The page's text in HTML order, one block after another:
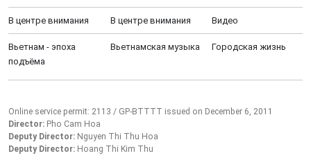
В центре внимания В центре внимания Видео
Вьетнам - эпоха
подъёма
Вьетнамская музыка Городская жизнь
Online service permit: 2113 / GP-BTTTT issued on December 6, 2011
Director: Pho Cam Hoa
Deputy Director: Nguyen Thi Thu Hoa
Deputy Director: Hoang Thi Kim Thu